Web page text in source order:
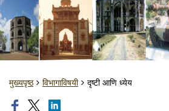
मुख्यपृष्ठ विभागाविषयी दृष्टी आणि ध्येय